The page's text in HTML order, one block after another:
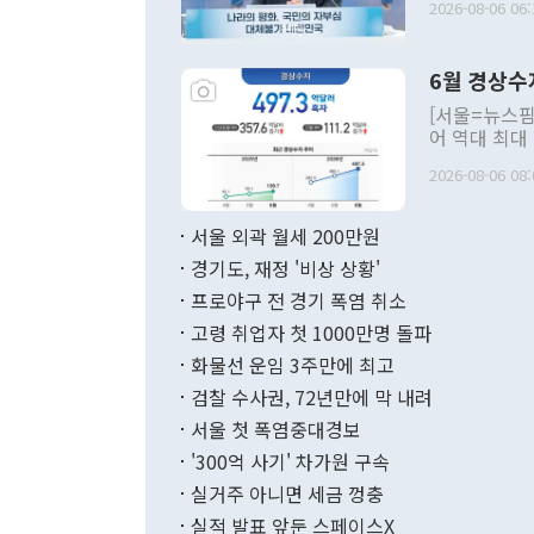
발언 중에는
주의적 희망
관의 대북
관 부처 장
관의 무리한
다. [정동영 통일부 장관이 지난달 23일 오후 서울 종로구 정부서울청사에
무너졌다고
함께 4자 대
2026-08-06
6월 경상
[서울=뉴스
어 역대 최
료=한국은행] 한국은행이 6일 발표한 '2026년 6월 국제수지(잠정)'
며 월간 기
196.9% 급
수출은
2026-08-06
서울 외곽 월세 200만원
경기도, 재정 '비상 상황'
프로야구 전 경기 폭염 취소
고령 취업자 첫 1000만명 돌파
화물선 운임 3주만에 최고
검찰 수사권, 72년만에 막 내려
서울 첫 폭염중대경보
'300억 사기' 차가원 구속
실거주 아니면 세금 껑충
실적 발표 앞둔 스페이스X